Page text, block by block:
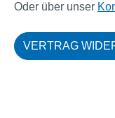
Oder über unser
VERTRAG